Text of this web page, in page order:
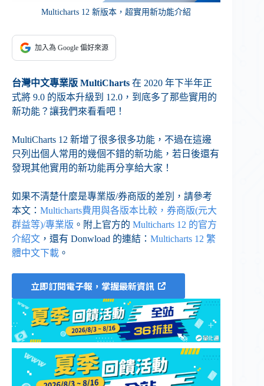
Multicharts 12 新版本，超實用新功能介紹
加入為 Google 偏好來源
台灣中文專業版 MultiCharts 在 2020 年下半年正
式將 9.0 的版本升級到 12.0，到底多了那些實用的
新功能？讓我們來看看吧！
MultiCharts 12 新增了很多很多功能，不過在這邊
只列出個人常用的幾個不錯的新功能，若日後還有
發現其他實用的新功能再分享給大家！
如果不清楚什麼是專業版/券商版的差別，請參考
本文： Multicharts費用與各版本比較，券商版(元大
群益等)/專業版 。附上官方的 Multicharts 12 的官方
介紹文 ，還有 Donwload 的連結： Multicharts 12 繁
體中文下載 。
立即訂閱電子報，掌握最新資訊